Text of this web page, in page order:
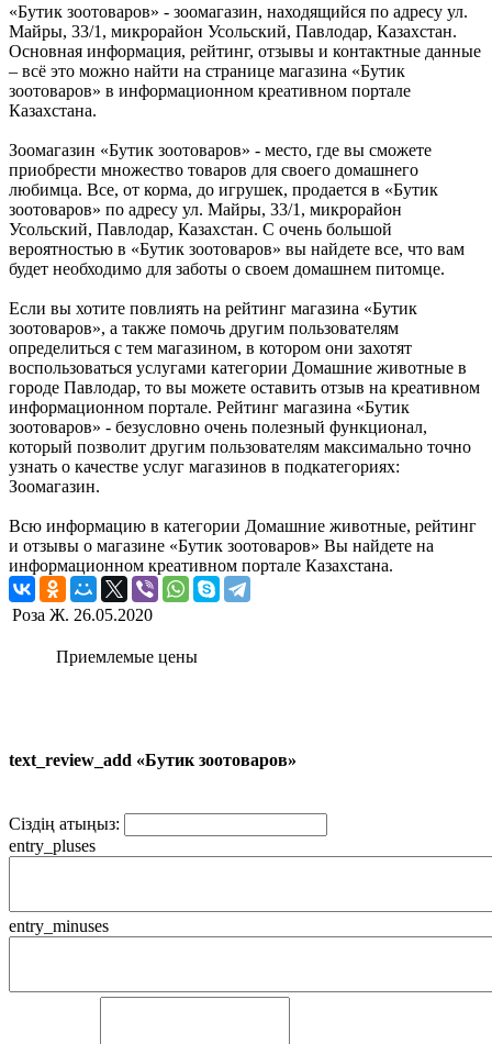
«Бутик зоотоваров» - зоомагазин, находящийся по адресу ул.
Майры, 33/1, микрорайон Усольский, Павлодар, Казахстан.
Основная информация, рейтинг, отзывы и контактные данные
– всё это можно найти на странице магазина «Бутик
зоотоваров» в информационном креативном портале
Казахстана.
Зоомагазин «Бутик зоотоваров» - место, где вы сможете
приобрести множество товаров для своего домашнего
любимца. Все, от корма, до игрушек, продается в «Бутик
зоотоваров» по адресу ул. Майры, 33/1, микрорайон
Усольский, Павлодар, Казахстан. С очень большой
вероятностью в «Бутик зоотоваров» вы найдете все, что вам
будет необходимо для заботы о своем домашнем питомце.
Если вы хотите повлиять на рейтинг магазина «Бутик
зоотоваров», а также помочь другим пользователям
определиться с тем магазином, в котором они захотят
воспользоваться услугами категории Домашние животные в
городе Павлодар, то вы можете оставить отзыв на креативном
информационном портале. Рейтинг магазина «Бутик
зоотоваров» - безусловно очень полезный функционал,
который позволит другим пользователям максимально точно
узнать о качестве услуг магазинов в подкатегориях:
Зоомагазин.
Всю информацию в категории Домашние животные, рейтинг
и отзывы о магазине «Бутик зоотоваров» Вы найдете на
информационном креативном портале Казахстана.
Роза Ж. 26.05.2020
Приемлемые цены
text_review_add «Бутик зоотоваров»
Сіздің атыңыз:
entry_pluses
entry_minuses